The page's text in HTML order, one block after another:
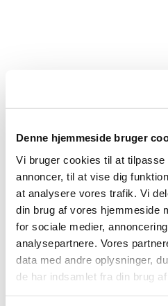
Denne hjemmeside bruger
Vi bruger cookies til at tilpasse
annoncer, til at vise dig
at analysere vores trafik. Vi
din brug af vores hjemmeside
for sociale medier,
analysepartnere. Vores
data med andre oplysninger,
de har indsamlet fra din brug